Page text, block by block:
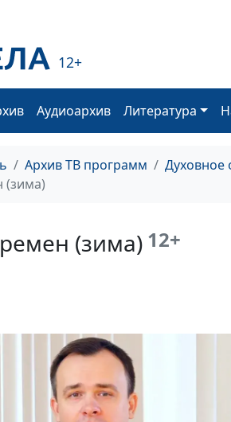
12+
Аудиоархив Литература
Архив ТВ программ Духовное
(зима)
(зима) 12+